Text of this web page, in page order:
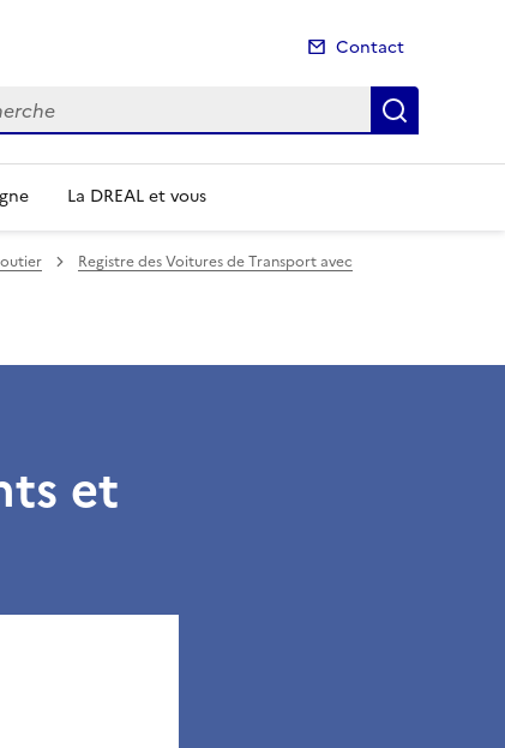
Contact
La DREAL et vous
Registre des Voitures de Transport avec
et